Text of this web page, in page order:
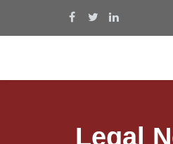
Legal